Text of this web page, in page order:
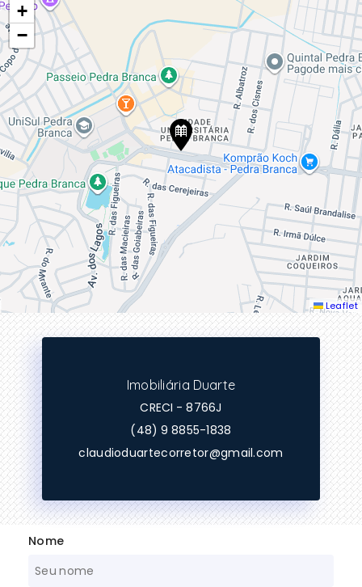
+
−
Leaflet
Imobiliária Duarte
CRECI -8766J
(48) 9 8855-1838
claudioduartecorretor@gmail.com
Nome